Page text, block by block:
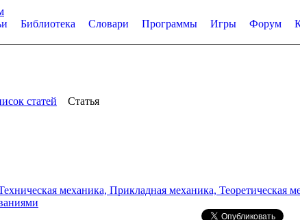
Библиотека Словари Программы Игры Форум
статей Статья
механика, Прикладная механика, Теоретическая